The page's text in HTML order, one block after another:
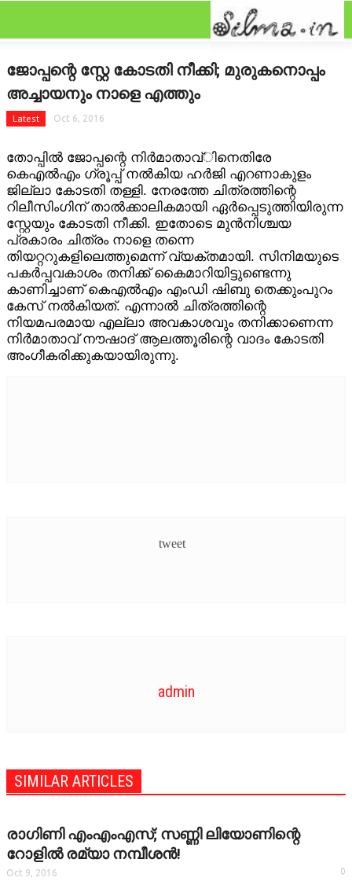
FEATURED
FILM SCAN
REVIEW
GALLERY
GOSSIPS
LATEST
NEWRELEASES
ONAM GALLERY
VIDEOZONE
ജോപ്പന്റെ സ്റ്റേ കോടതി നീക്കി; മുരുകനൊപ്പം
അച്ചായനും നാളെ എത്തും
Latest Oct 6, 2016
തോപ്പില്‍ ജോപ്പന്റെ നിര്‍മാതാവ്ിനെതിരേ
കെഎല്‍എം ഗ്രൂപ്പ് നല്‍കിയ ഹര്‍ജി എറണാകുളം
ജില്ലാ കോടതി തള്ളി. നേരത്തേ ചിത്രത്തിന്റെ
റിലീസിംഗിന് താല്‍ക്കാലികമായി ഏര്‍പ്പെടുത്തിയിരുന്ന
സ്റ്റേയും കോടതി നീക്കി. ഇതോടെ മുന്‍നിശ്ചയ
പ്രകാരം ചിത്രം നാളെ തന്നെ
തിയറ്ററുകളിലെത്തുമെന്ന് വ്യക്തമായി. സിനിമയുടെ
പകര്‍പ്പവകാശം തനിക്ക് കൈമാറിയിട്ടുണ്ടെന്നു
കാണിച്ചാണ് കെഎല്‍എം എംഡി ഷിബു തെക്കുംപുറം
കേസ് നല്‍കിയത്. എന്നാല്‍ ചിത്രത്തിന്റെ
നിയമപരമായ എല്ലാ അവകാശവും തനിക്കാണെന്ന
നിര്‍മാതാവ് നൗഷാദ് ആലത്തൂരിന്റെ വാദം കോടതി
അംഗീകരിക്കുകയായിരുന്നു.
tweet
admin
SIMILAR ARTICLES
രാഗിണി എംഎംഎസ്; സണ്ണി ലിയോണിന്റെ
റോളില്‍ രമ്യാ നമ്പീശന്‍!
Oct 9, 2016 0